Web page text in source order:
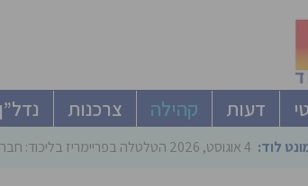
דעות קהילה צרכנות נדל”ן
לוד: 4 אוגוסט, 2026 הטלטלה בפריימריז בליכוד: